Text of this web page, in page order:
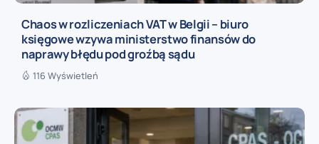
Chaos w rozliczeniach VAT w Belgii – biuro
księgowe wzywa ministerstwo finansów do
naprawy błędu pod groźbą sądu
116 Wyświetleń